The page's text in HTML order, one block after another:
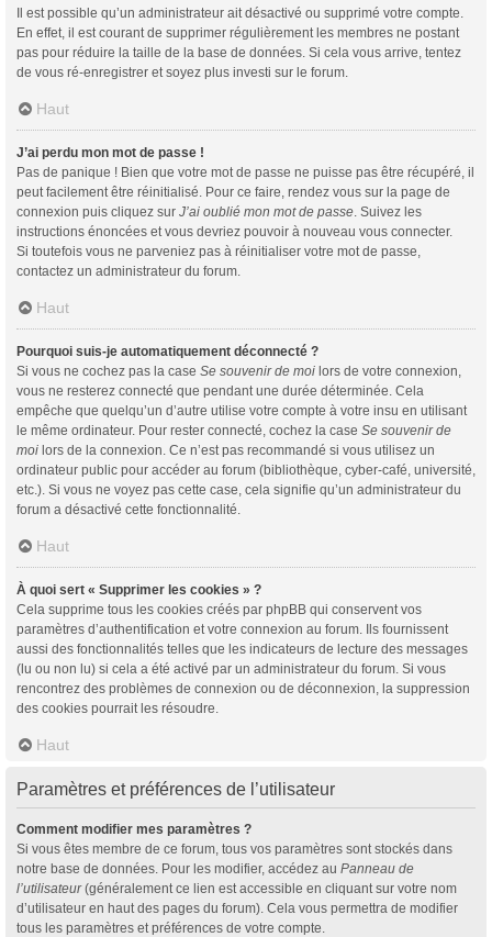
Il est possible qu’un administrateur ait désactivé ou supprimé votre compte.
En effet, il est courant de supprimer régulièrement les membres ne postant
pas pour réduire la taille de la base de données. Si cela vous arrive, tentez
de vous ré-enregistrer et soyez plus investi sur le forum.
Haut
J’ai perdu mon mot de passe !
Pas de panique ! Bien que votre mot de passe ne puisse pas être récupéré, il
peut facilement être réinitialisé. Pour ce faire, rendez vous sur la page de
connexion puis cliquez sur J’ai oublié mon mot de passe. Suivez les
instructions énoncées et vous devriez pouvoir à nouveau vous connecter.
Si toutefois vous ne parveniez pas à réinitialiser votre mot de passe,
contactez un administrateur du forum.
Haut
Pourquoi suis-je automatiquement déconnecté ?
Si vous ne cochez pas la case Se souvenir de moi lors de votre connexion,
vous ne resterez connecté que pendant une durée déterminée. Cela
empêche que quelqu’un d’autre utilise votre compte à votre insu en utilisant
le même ordinateur. Pour rester connecté, cochez la case Se souvenir de
moi lors de la connexion. Ce n’est pas recommandé si vous utilisez un
ordinateur public pour accéder au forum (bibliothèque, cyber-café, université,
etc.). Si vous ne voyez pas cette case, cela signifie qu’un administrateur du
forum a désactivé cette fonctionnalité.
Haut
À quoi sert « Supprimer les cookies » ?
Cela supprime tous les cookies créés par phpBB qui conservent vos
paramètres d’authentification et votre connexion au forum. Ils fournissent
aussi des fonctionnalités telles que les indicateurs de lecture des messages
(lu ou non lu) si cela a été activé par un administrateur du forum. Si vous
rencontrez des problèmes de connexion ou de déconnexion, la suppression
des cookies pourrait les résoudre.
Haut
Paramètres et préférences de l’utilisateur
Comment modifier mes paramètres ?
Si vous êtes membre de ce forum, tous vos paramètres sont stockés dans
notre base de données. Pour les modifier, accédez au Panneau de
l’utilisateur(généralement ce lien est accessible en cliquant sur votre nom
d’utilisateur en haut des pages du forum). Cela vous permettra de modifier
tous les paramètres et préférences de votre compte.